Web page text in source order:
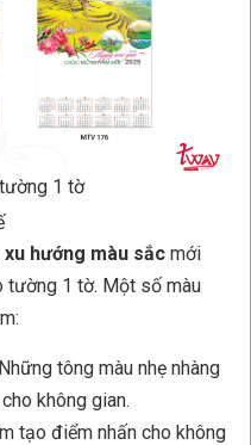
1 tờ
xu hướng màu sắc mới
tường 1 tờ. Một số màu
tông màu nhẹ nhàng
không gian.
tạo điểm nhấn cho không